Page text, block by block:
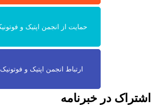
حمایت از انجمن اپتیک و فوتونیک
ارتباط انجمن اپتیک و فوتونیک
در خبرنامه